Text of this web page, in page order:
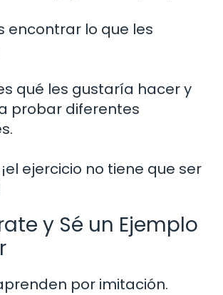
encontrar lo que les
qué les gustaría hacer y
probar diferentes
ejercicio no tiene que ser
y Sé un Ejemplo
por imitación.